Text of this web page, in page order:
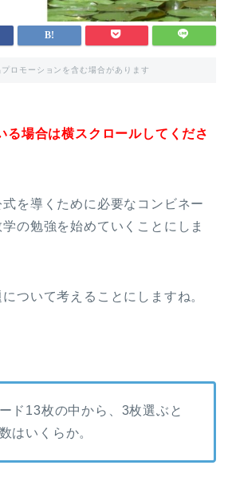
ロモーションを含む場合があります
場合は横スクロールしてくださ
を導くために必要なコンビネー
の勉強を始めていくことにしま
ついて考えることにしますね。
ド13枚の中から、3枚選ぶと
はいくらか。